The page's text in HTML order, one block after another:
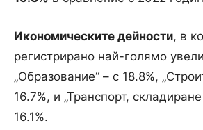
Икономическите дейности, в
регистрирано най-голямо
„Образование“ – с 18.8%,
16.7%, и „Транспорт,
16.1%.